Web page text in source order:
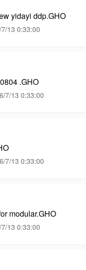
yidayi ddp.GHO
13 0:33:00
.GHO
7/13 0:33:00
7/13 0:33:00
modular.GHO
13 0:33:00